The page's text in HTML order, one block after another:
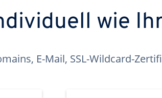
wie
E-Mail, SSL-Wildcard-